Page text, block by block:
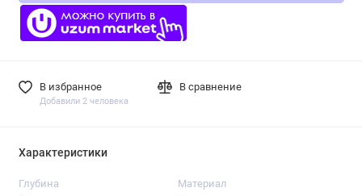
В избранное
Добавили 2 человека
В сравнение
Характеристики
Глубина Материал